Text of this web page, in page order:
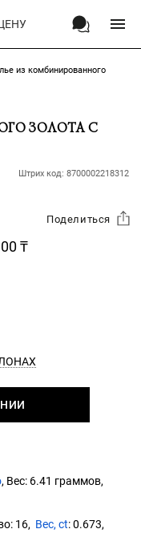
из комбинированного
ЗОЛОТА С
Штрих код: 8700002218312
Поделиться
₸
, Вес: 6.41 граммов,
16 Вес, ct:0.673